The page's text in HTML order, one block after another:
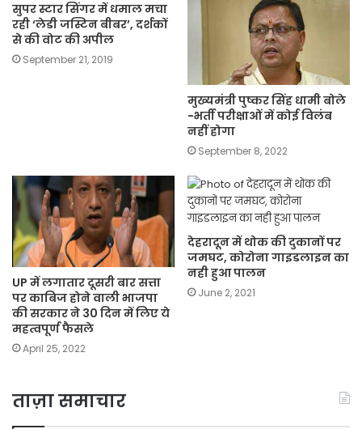
सुपर स्टार सिंगर में धमाल मचा
रही ‘लेडी जस्टिन बीबर’, दर्शकों
से की वोट की अपील
September 21, 2019
मुख्यमंत्री पुष्कर सिंह धामी बोले
-भर्ती परीक्षाओं में कोई विलंब
नहीं होगा
September 8, 2022
UP में लगातार दूसरी बार सत्ता
पर काबिज होने वाली भाजपा
की सरकार ने 30 दिन में लिए ये
महत्वपूर्ण फैसले
April 25, 2022
देहरादून में थोक की दुकानों पर
जमघट, कोरोना गाइडलाइन का
नही हुआ पालन
June 2, 2021
ताज़ा समाचार